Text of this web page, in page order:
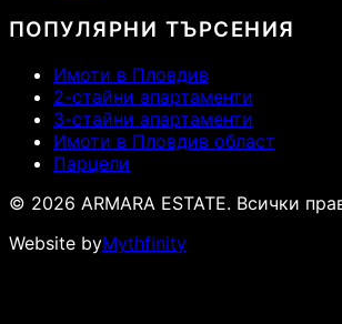
ПОПУЛЯРНИ ТЪРСЕНИЯ
Имоти в Пловдив
2-стайни апартаменти
3-стайни апартаменти
Имоти в Пловдив област
Парцели
© 2026 ARMARA ESTATE. Всички
Website byMythfinity